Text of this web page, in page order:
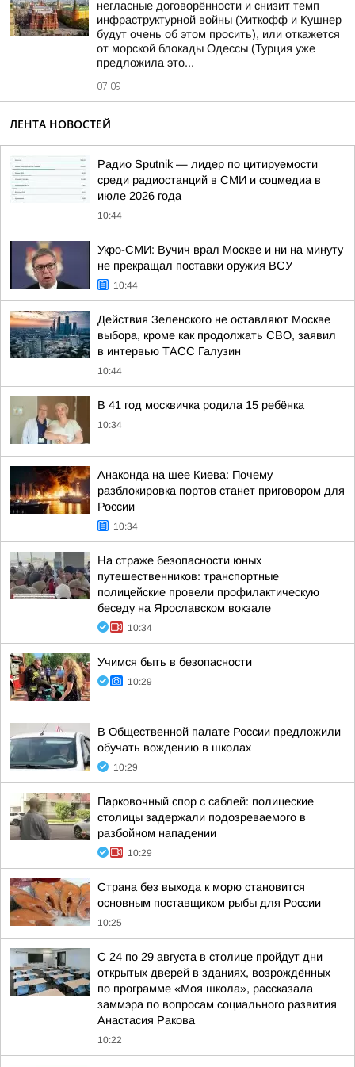
негласные договорённости и снизит темп
инфраструктурной войны (Уиткофф и Кушнер
будут очень об этом просить), или откажется
от морской блокады Одессы (Турция уже
предложила это...
07:09
ЛЕНТА НОВОСТЕЙ
Радио Sputnik — лидер по цитируемости
среди радиостанций в СМИ и соцмедиа в
июле 2026 года
10:44
Укро-СМИ: Вучич врал Москве и ни на минуту
не прекращал поставки оружия ВСУ
10:44
Действия Зеленского не оставляют Москве
выбора, кроме как продолжать СВО, заявил
в интервью ТАСС Галузин
10:44
В 41 год москвичка родила 15 ребёнка
10:34
Анаконда на шее Киева: Почему
разблокировка портов станет приговором для
России
10:34
На страже безопасности юных
путешественников: транспортные
полицейские провели профилактическую
беседу на Ярославском вокзале
10:34
Учимся быть в безопасности
10:29
В Общественной палате России предложили
обучать вождению в школах
10:29
Парковочный спор с саблей: полицеские
столицы задержали подозреваемого в
разбойном нападении
10:29
Страна без выхода к морю становится
основным поставщиком рыбы для России
10:25
С 24 по 29 августа в столице пройдут дни
открытых дверей в зданиях, возрождённых
по программе «Моя школа», рассказала
заммэра по вопросам социального развития
Анастасия Ракова
10:22